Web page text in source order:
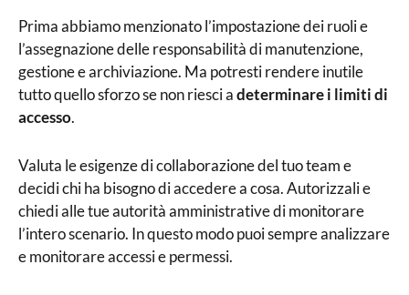
Prima abbiamo menzionato l’impostazione dei ruoli e
l’assegnazione delle responsabilità di manutenzione,
gestione e archiviazione. Ma potresti rendere inutile
tutto quello sforzo se non riesci adeterminare i limiti di
accesso.
Valuta le esigenze di collaborazione del tuo team e
decidi chi ha bisogno di accedere a cosa. Autorizzali e
chiedi alle tue autorità amministrative di monitorare
l’intero scenario. In questo modo puoi sempre analizzare
e monitorare accessi e permessi.